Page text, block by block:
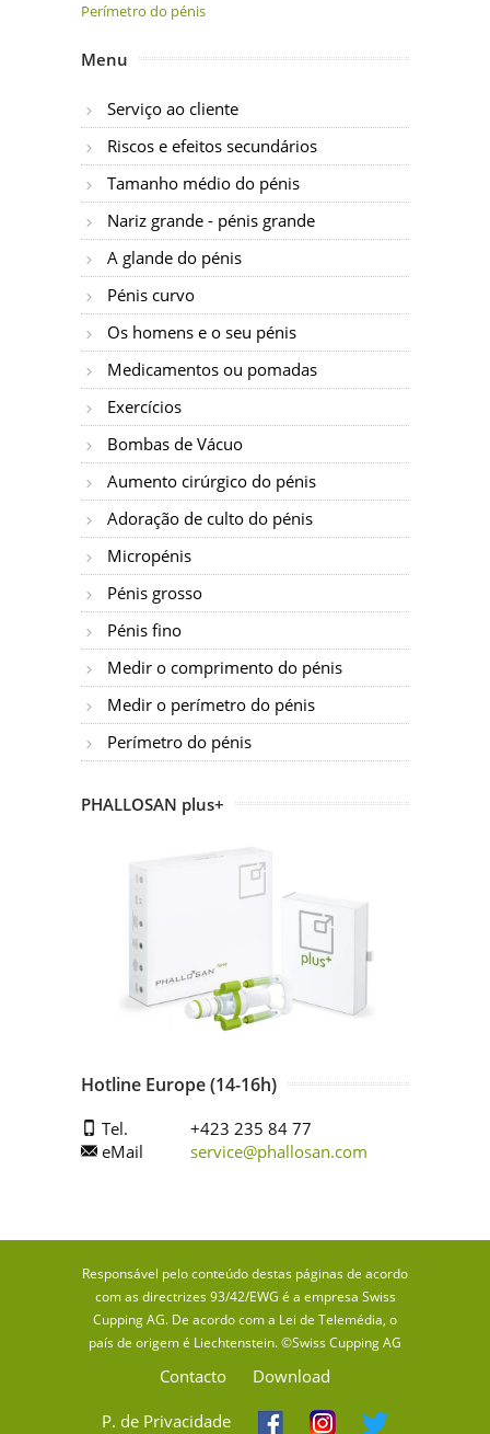
Perímetro do pénis
Menu
Serviço ao cliente
Riscos e efeitos secundários
Tamanho médio do pénis
Nariz grande - pénis grande
A glande do pénis
Pénis curvo
Os homens e o seu pénis
Medicamentos ou pomadas
Exercícios
Bombas de Vácuo
Aumento cirúrgico do pénis
Adoração de culto do pénis
Micropénis
Pénis grosso
Pénis fino
Medir o comprimento do pénis
Medir o perímetro do pénis
Perímetro do pénis
PHALLOSAN plus+
Hotline Europe (14-16h)
Tel.
+423 235 84 77
eMail
service@phallosan.com
Responsável pelo conteúdo destas páginas de acordo
com as directrizes 93/42/EWG é a empresa Swiss
Cupping AG. De acordo com a Lei de Telemédia, o
país de origem é Liechtenstein. ©Swiss Cupping AG
Contacto Download
P. de Privacidade